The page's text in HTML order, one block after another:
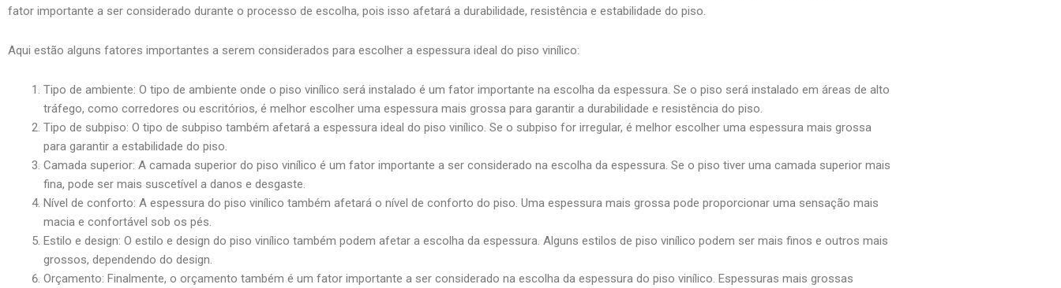
fator importante a ser considerado durante o processo de escolha, pois isso afetará a durabilidade, resistência e estabilidade do piso.
Aqui estão alguns fatores importantes a serem considerados para escolher a espessura ideal do piso vinílico:
Tipo de ambiente: O tipo de ambiente onde o piso vinílico será instalado é um fator importante na escolha da espessura. Se o piso será instalado em áreas de alto
tráfego, como corredores ou escritórios, é melhor escolher uma espessura mais grossa para garantir a durabilidade e resistência do piso.
Tipo de subpiso: O tipo de subpiso também afetará a espessura ideal do piso vinílico. Se o subpiso for irregular, é melhor escolher uma espessura mais grossa
para garantir a estabilidade do piso.
Camada superior: A camada superior do piso vinílico é um fator importante a ser considerado na escolha da espessura. Se o piso tiver uma camada superior mais
fina, pode ser mais suscetível a danos e desgaste.
Nível de conforto: A espessura do piso vinílico também afetará o nível de conforto do piso. Uma espessura mais grossa pode proporcionar uma sensação mais
macia e confortável sob os pés.
Estilo e design: O estilo e design do piso vinílico também podem afetar a escolha da espessura. Alguns estilos de piso vinílico podem ser mais finos e outros mais
grossos, dependendo do design.
Orçamento: Finalmente, o orçamento também é um fator importante a ser considerado na escolha da espessura do piso vinílico. Espessuras mais grossas